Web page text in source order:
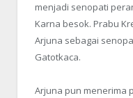
menjadi senopati
Karna besok. Prabu
Arjuna sebagai
Gatotkaca.
Arjuna pun menerima